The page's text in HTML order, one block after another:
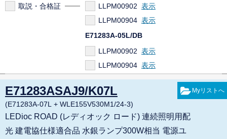
取説・合格証
LLPM00902
LLPM00904
E71283A-05L/DB
LLPM00902
LLPM00904
WLE155V530M1/24-3
LEPM00562
E71283ASAJ9/K07L
(E71283A-07L + WLE155V530M1/24-3)
LEDioc ROAD (レディオック ロード) 連続照明用配
光 建電協仕様適合品 水銀ランプ300W相当 電源ユ